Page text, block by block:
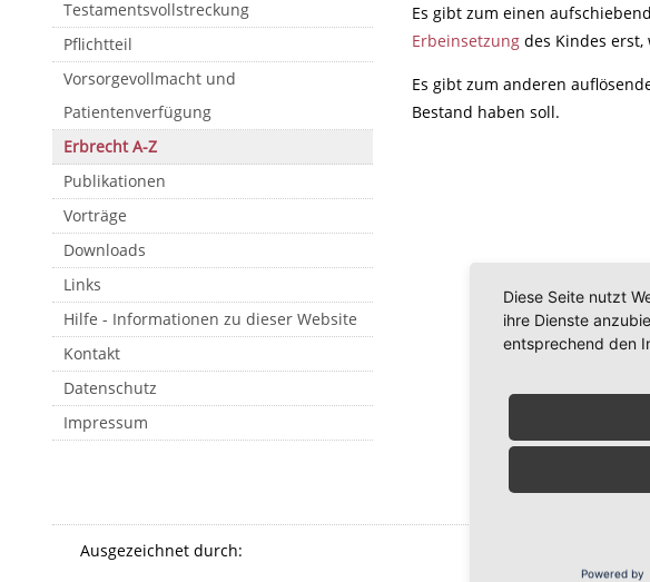
Testamentsvollstreckung
Pflichtteil
Vorsorgevollmacht und
Patientenverfügung
Erbrecht A-Z
Publikationen
Vorträge
Downloads
Links
Hilfe - Informationen zu dieser Website
Kontakt
Datenschutz
Impressum
Es gibt zum einen
Erbeinsetzungdes Kindes erst,
Es gibt zum anderen
Bestand haben soll.
Ausgezeichnet durch:
Diese Seite nutzt
ihre Dienste
entsprechend den
Powered by